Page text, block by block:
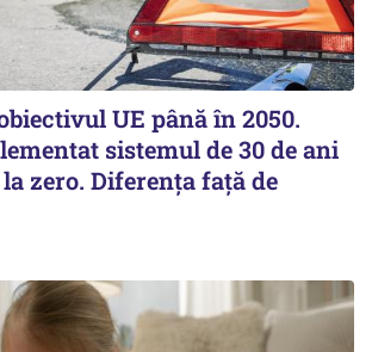
UE până în 2050.
sistemul de 30 de ani
zero. Diferenţa faţă de